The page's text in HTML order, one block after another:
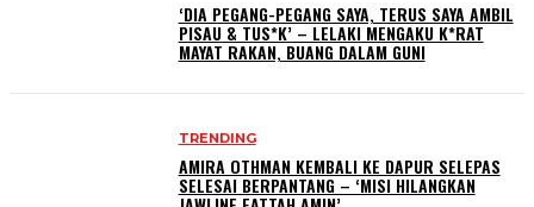
‘DIA PEGANG-PEGANG SAYA, TERUS SAYA AMBIL
PISAU & TUS*K’ – LELAKI MENGAKU K*RAT
MAYAT RAKAN, BUANG DALAM GUNI
TRENDING
AMIRA OTHMAN KEMBALI KE DAPUR SELEPAS
SELESAI BERPANTANG – ‘MISI HILANGKAN